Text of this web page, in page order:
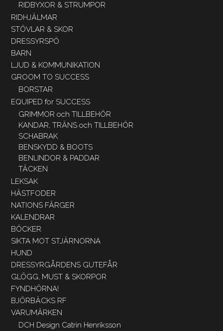
RIDBYXOR & STRUMPOR
RIDHJÄLMAR
STÖVLAR & SKOR
DRESSYRSPÖ
BARN
LJUD & KOMMUNIKATION
GROOM TO SUCCESS
BORSTAR
EQUIPED for SUCCESS
GRIMMOR och TILLBEHÖR
KANDAR, TRÄNS och TILLBEHÖR
SCHABRAK
BENSKYDD & BOOTS
BENLINDOR & PADDAR
TÄCKEN
LEKSAK
HÄSTFODER
NATIONS FÄRGER
KALENDRAR
BÖCKER
SIKTA MOT STJÄRNORNA
HUND
DRESSYRGÅRDENS GUTEFÅR
GLÖGG, MUST & SKORPOR
FYNDHÖRNA!
BJÖRBÄCKS RF
VARUMÄRKEN
DCH Design Catrin Henriksson